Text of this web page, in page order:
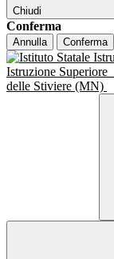
Chiudi
Conferma
Annulla Conferma
Istruzione Superiore
delle Stiviere (MN)